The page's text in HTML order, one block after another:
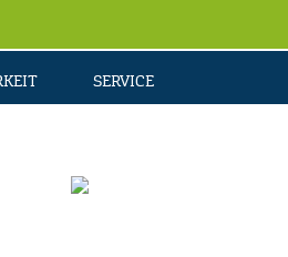
SERVICE